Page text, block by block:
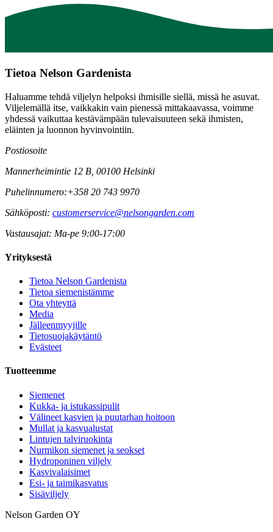
Tietoa Nelson Gardenista
Haluamme tehdä viljelyn helpoksi ihmisille siellä, missä he asuvat.
Viljelemällä itse, vaikkakin vain pienessä mittakaavassa, voimme
yhdessä vaikuttaa kestävämpään tulevaisuuteen sekä ihmisten,
eläinten ja luonnon hyvinvointiin.
Postiosoite
Mannerheimintie 12 B, 00100 Helsinki
Puhelinnumero:+358 20 743 9970
Sähköposti: customerservice@nelsongarden.com
Vastausajat: Ma-pe 9:00-17:00
Yrityksestä
Tietoa Nelson Gardenista
Tietoa siemenistämme
Ota yhteyttä
Media
Jälleenmyyjille
Tietosuojakäytäntö
Evästeet
Tuotteemme
Siemenet
Kukka- ja istukassipulit
Välineet kasvien ja puutarhan hoitoon
Mullat ja kasvualustat
Lintujen talviruokinta
Nurmikon siemenet ja seokset
Hydroponinen viljely
Kasvivalaisimet
Esi- ja taimikasvatus
Sisäviljely
Nelson Garden OY